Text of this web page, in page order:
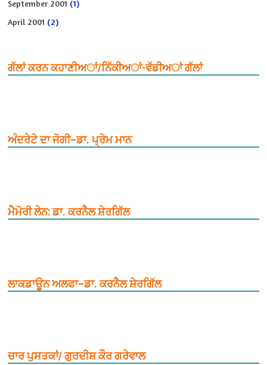
September 2001 (1)
April 2001 (2)
ਗੱਲਾਂ ਕਰਨ ਕਹਾਣੀਅਾਂ/ਨਿੱਕੀਅਾਂ-ਵੱਡੀਅਾਂ ਗੱਲਾਂ
ਅੰਦਰੇਟੇ ਦਾ ਜੋਗੀ–ਡਾ. ਪ੍ਰੇਮ ਮਾਨ
ਮੈਮੋਰੀ ਲੇਨ: ਡਾ. ਕਰਨੈਲ ਸ਼ੇਰਗਿੱਲ
ਲਾਕਡਾਊਨ ਅਲਫਾ–ਡਾ. ਕਰਨੈਲ ਸ਼ੇਰਗਿੱਲ
ਚਾਰ ਪੁਸਤਕਾਂ/ ਗੁਰਦੀਸ਼ ਕੌਰ ਗਰੇਵਾਲ